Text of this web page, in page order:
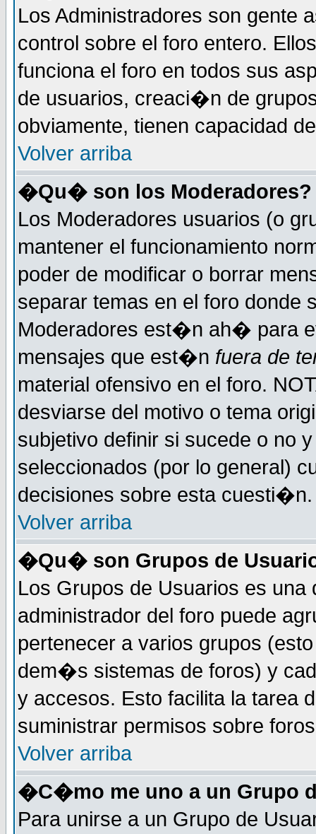
Los Administradores son gente
control sobre el foro entero.
funciona el foro en todos sus
de usuarios, creaci�n de
obviamente, tienen capacidad
Volver arriba
�Qu� son los Moderadores?
Los Moderadores usuarios (o
mantener el funcionamiento
poder de modificar o borrar
separar temas en el foro donde
Moderadores est�n ah� para
mensajes que est�n fuera de
material ofensivo en el foro.
desviarse del motivo o tema
subjetivo definir si sucede o no
seleccionados (por lo general)
decisiones sobre esta cuesti�n.
Volver arriba
�Qu� son Grupos de
Los Grupos de Usuarios es una
administrador del foro puede
pertenecer a varios grupos
dem�s sistemas de foros) y
y accesos. Esto facilita la tarea
suministrar permisos sobre
Volver arriba
�C�mo me uno a un Grupo
Para unirse a un Grupo de